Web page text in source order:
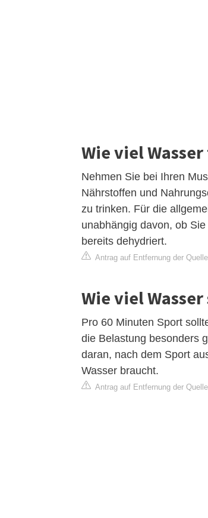
Wie viel
Nehmen Sie bei Ihren
Nährstoffen und
zu trinken. Für die
unabhängig davon, ob
bereits dehydriert.
Antrag auf Entfernung der Quelle
Wie viel
Pro 60 Minuten Sport
die Belastung besonders
daran, nach dem Sport
Wasser braucht.
Antrag auf Entfernung der Quelle